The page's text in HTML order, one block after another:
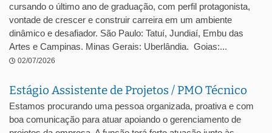
cursando o último ano de graduação, com perfil protagonista,
vontade de crescer e construir carreira em um ambiente
dinâmico e desafiador. São Paulo: Tatuí, Jundiaí, Embu das
Artes e Campinas. Minas Gerais: Uberlândia. Goias:...
02/07/2026
Estágio Assistente de Projetos / PMO Técnico
Estamos procurando uma pessoa organizada, proativa e com
boa comunicação para atuar apoiando o gerenciamento de